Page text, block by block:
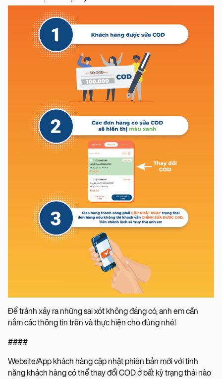
Để tránh xảy ra những sai xót không đáng có, anh em cần
nắm các thông tin trên và thực hiện cho đúng nhé!
####
Website/App khách hàng cập nhật phiên bản mới với tính
năng khách hàng có thể thay đổi COD ở bất kỳ trạng thái nào